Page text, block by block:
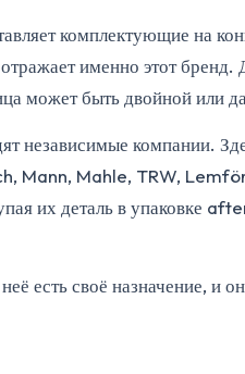
комплектующие на
именно этот бренд.
может быть двойной или
независимые компании.
Mann, Mahle, TRW,
их деталь в упаковке
есть своё назначение, и